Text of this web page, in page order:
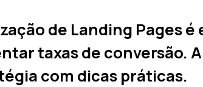
de Landing Pages é
taxas de conversão.
com dicas práticas.